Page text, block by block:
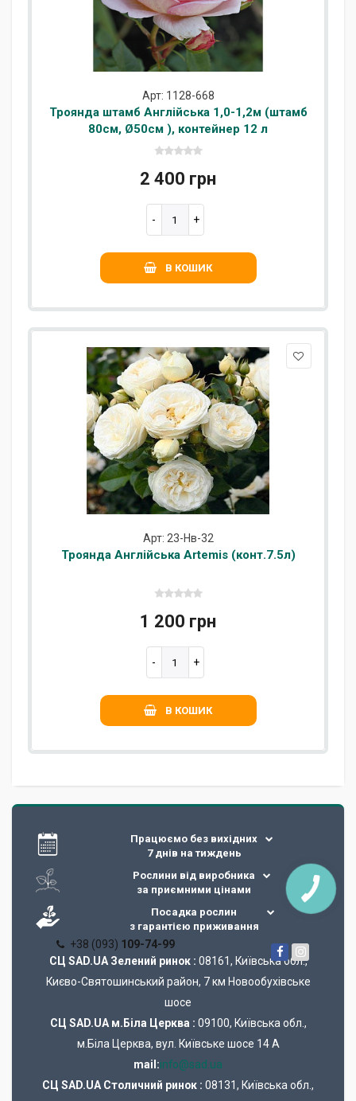
Арт: 1128-668
Троянда штамб Англійська 1,0-1,2м (штамб
80см, Ø50см ), контейнер 12 л
2 400 грн
В КОШИК
Арт: 23-Нв-32
Троянда Англійська Artemis (конт.7.5л)
1 200 грн
В КОШИК
Працюємо без вихідних
7 днів на тиждень
Рослини від виробника
за приємними цінами
Посадка рослин
з гарантією приживання
+38 (093) 109-74-99
СЦ SAD.UA Зелений ринок : 08161, Київська обл.,
Києво-Святошинський район, 7 км Новообухівське
шосе
СЦ SAD.UA м.Біла Церква : 09100, Київська обл.,
м.Біла Церква, вул. Київське шосе 14 А
mail:info@sad.ua
СЦ SAD.UA Cтоличний ринок : 08131, Київська обл.,